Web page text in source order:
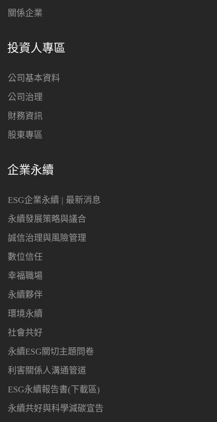
關係企業
投資人專區
公司基本資料
公司治理
財務資訊
股東專區
企業永續
ESG企業永續 | 最新消息
永續發展策略與議合
誠信治理與風險管理
數位信任
幸福職場
永續夥伴
環境永續
社會共好
永續ESG關切主題問卷
利害關係人溝通管道
ESG永續報告書(下載區)
永續共好與科學減碳宣告